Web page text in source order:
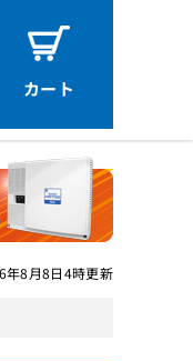
カート
年8月8日4時更新